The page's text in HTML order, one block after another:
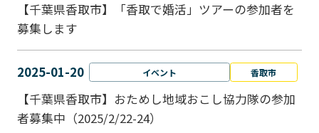
【千葉県香取市】「香取で婚活」ツアーの参加者を
募集します
2025-01-20 イベント 香取市
【千葉県香取市】おためし地域おこし協力隊の参加
者募集中（2025/2/22-24）